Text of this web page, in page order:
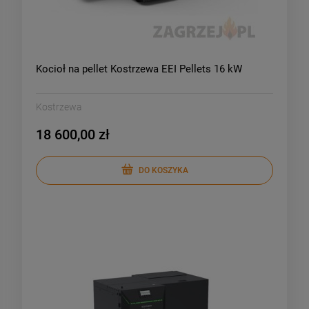
Kocioł na pellet Kostrzewa EEI Pellets 16 kW
Kostrzewa
18 600,00 zł
DO KOSZYKA